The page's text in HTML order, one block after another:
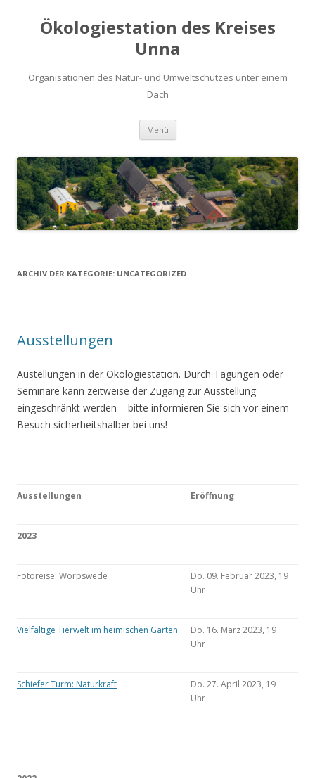
Ökologiestation des Kreises
Unna
Organisationen des Natur- und Umweltschutzes unter einem
Dach
Menü Zum
springen
ARCHIV DER KATEGORIE: UNCATEGORIZED
Ausstellungen
Austellungen in der Ökologiestation. Durch Tagungen oder
Seminare kann zeitweise der Zugang zur Ausstellung
eingeschränkt werden – bitte informieren Sie sich vor einem
Besuch sicherheitshalber bei uns!
Ausstellungen Eröffnung
2023
Fotoreise: Worpswede
Do. 09. Februar 2023, 19
Uhr
Vielfältige Tierwelt im heimischen Garten
Do. 16. März 2023, 19
Uhr
Schiefer Turm: Naturkraft
Do. 27. April 2023, 19
Uhr